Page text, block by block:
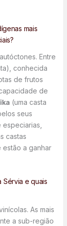
mais
Entre
conhecida
de frutos
de
(uma casta
seus
castas
a ganhar
Sérvia e quais
As mais
a sub-região